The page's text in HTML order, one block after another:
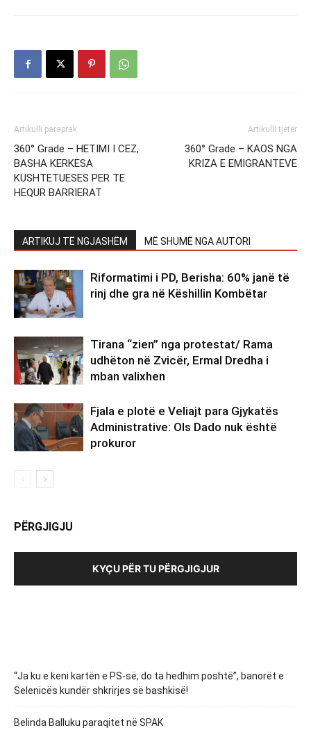
Artikulli paraprak
360° Grade – HETIMI I CEZ,
BASHA KERKESA
KUSHTETUESES PER TE
HEQUR BARRIERAT
Artikulli tjetër
360° Grade – KAOS NGA
KRIZA E EMIGRANTEVE
ARTIKUJ TË NGJASHËM MË SHUMË NGA AUTORI
Riformatimi i PD, Berisha: 60% janë të
rinj dhe gra në Këshillin Kombëtar
Tirana “zien” nga protestat/ Rama
udhëton në Zvicër, Ermal Dredha i
mban valixhen
Fjala e plotë e Veliajt para Gjykatës
Administrative: Ols Dado nuk është
prokuror
PËRGJIGJU
KYÇU PËR TU PËRGJIGJUR
“Ja ku e keni kartën e PS-së, do ta hedhim poshtë”, banorët e
Selenicës kundër shkrirjes së bashkisë!
Belinda Balluku paraqitet në SPAK